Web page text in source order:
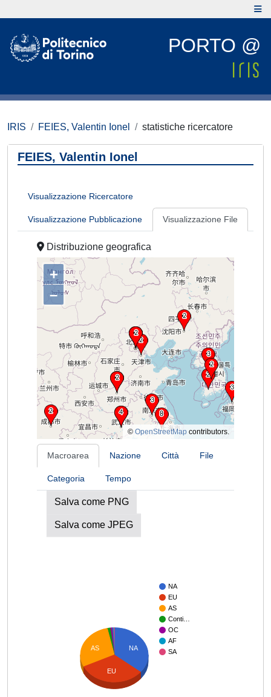
PORTO @
IRIS FEIES, Valentin Ionel statistiche ricercatore
FEIES, Valentin Ionel
Visualizzazione Ricercatore
Visualizzazione Pubblicazione Visualizzazione File
Distribuzione geografica
+
–
© OpenStreetMap contributors.
Macroarea Nazione Città File
Categoria Tempo
Salva come PNG
Salva come JPEG
NA
EU
AS
Conti…
OC
AF
SA
NA
AS
EU